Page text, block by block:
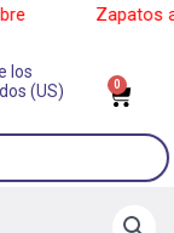
______ Zapatos a
los
(US)
0